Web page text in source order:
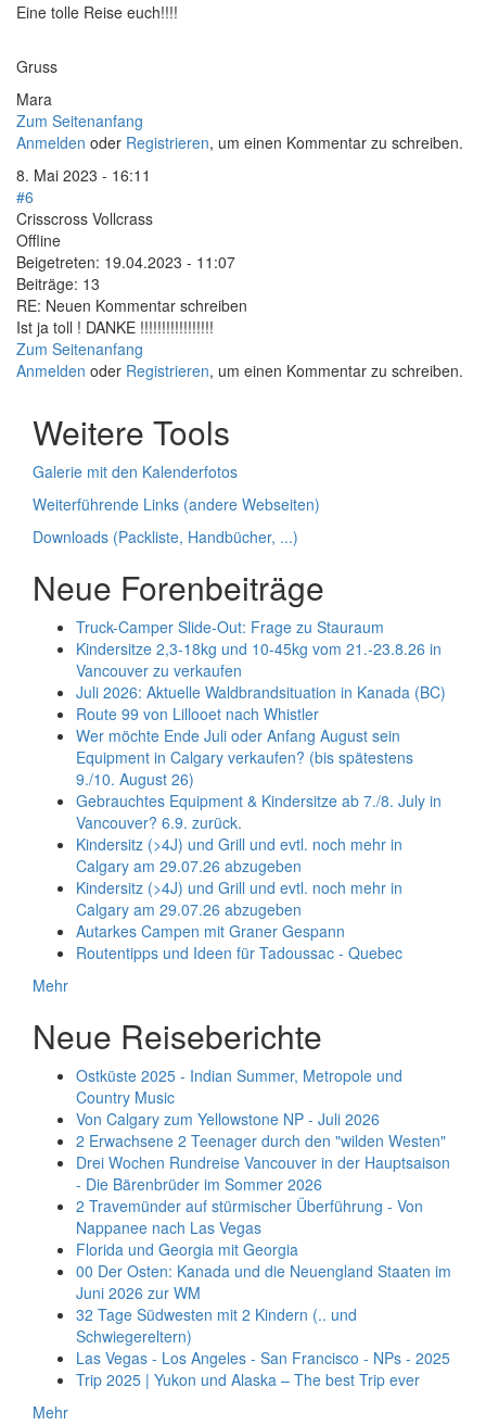
Eine tolle Reise euch!!!!
Gruss
Mara
Zum Seitenanfang
Anmelden oder Registrieren, um einen Kommentar zu schreiben.
8. Mai 2023 - 16:11
#6
Crisscross Vollcrass
Offline
Beigetreten: 19.04.2023 - 11:07
Beiträge: 13
RE: Neuen Kommentar schreiben
Ist ja toll ! DANKE !!!!!!!!!!!!!!!!!
Zum Seitenanfang
Anmelden oder Registrieren, um einen Kommentar zu schreiben.
Weitere Tools
Galerie mit den Kalenderfotos
Weiterführende Links (andere Webseiten)
Downloads (Packliste, Handbücher, ...)
Neue Forenbeiträge
Truck-Camper Slide-Out: Frage zu Stauraum
Kindersitze 2,3-18kg und 10-45kg vom 21.-23.8.26 in
Vancouver zu verkaufen
Juli 2026: Aktuelle Waldbrandsituation in Kanada (BC)
Route 99 von Lillooet nach Whistler
Wer möchte Ende Juli oder Anfang August sein
Equipment in Calgary verkaufen? (bis spätestens
9./10. August 26)
Gebrauchtes Equipment & Kindersitze ab 7./8. July in
Vancouver? 6.9. zurück.
Kindersitz (>4J) und Grill und evtl. noch mehr in
Calgary am 29.07.26 abzugeben
Kindersitz (>4J) und Grill und evtl. noch mehr in
Calgary am 29.07.26 abzugeben
Autarkes Campen mit Graner Gespann
Routentipps und Ideen für Tadoussac - Quebec
Mehr
Neue Reiseberichte
Ostküste 2025 - Indian Summer, Metropole und
Country Music
Von Calgary zum Yellowstone NP - Juli 2026
2 Erwachsene 2 Teenager durch den "wilden Westen"
Drei Wochen Rundreise Vancouver in der Hauptsaison
- Die Bärenbrüder im Sommer 2026
2 Travemünder auf stürmischer Überführung - Von
Nappanee nach Las Vegas
Florida und Georgia mit Georgia
00 Der Osten: Kanada und die Neuengland Staaten im
Juni 2026 zur WM
32 Tage Südwesten mit 2 Kindern (.. und
Schwiegereltern)
Las Vegas - Los Angeles - San Francisco - NPs - 2025
Trip 2025 | Yukon und Alaska – The best Trip ever
Mehr